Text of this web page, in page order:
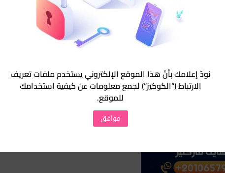
نودّ إعلامك بأنّ هذا الموقع الإلكتروني يستخدم ملفات تعريف
الارتباط (“الكوكيز”) لجمع معلومات عن كيفية استخدامك
للموقع.
موافق